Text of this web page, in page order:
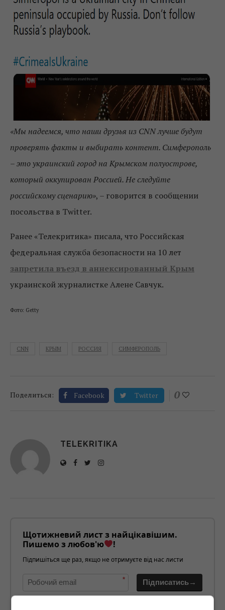
«Мы надеемся, что наши друзья из CNN лучше будут
проверять факты и выбирать контент. Симферополь
– это украинский город на Крымском полуострове,
который оккупирован Россией. Не следуйте
российскому сценарию», – говорится в сообщении
посольства в Twitter.
Ранее «Телекритика» писала, что Российская
федеральная служба безопасности на 10 лет
запретила въезд в аннексированный Крым
украинской журналистке Алене Савчук.
Фото: Getty
CNN КРЫМ РОССИЯ СИМФЕРОПОЛЬ
Поделиться: Facebook Twitter 0
TELEKRITIKA
Щотижневий лист з найцікавішим.
Пишемо з любов'ю
!
Підпишіться ще раз, якщо не отримуєте від нас листи
* Підписатись→